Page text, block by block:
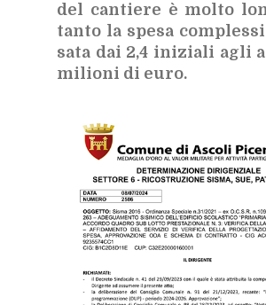
del can­tie­re è mol­to
tan­to la spe­sa
sa­ta dai 2,4 ini­zia­li agli
mi­lio­ni di euro.